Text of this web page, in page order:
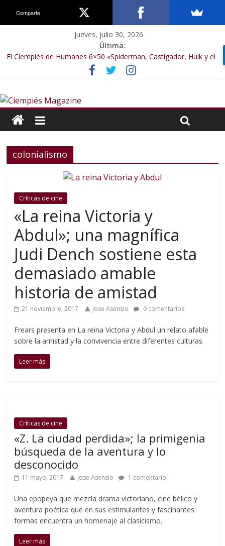
jueves, julio 30, 2026
Última:
El Ciempiés de Humanes 6×50 «Spiderman, Castigador, Hulk y el
final de la sexta temporada»
El Ciempiés de Humanes 6×49 «Kiritaaaaa»
El Ciempiés de Humanes 6×47 «De nada por nada»
El Ciempiés de Humanes 6×46 «Ciudadano Minion»
colonialismo
Críticas de cine
«La reina Victoria y
Abdul»; una magnífica
Judi Dench sostiene esta
demasiado amable
historia de amistad
21 noviembre, 2017 Jose Asensio 0 comentarios
Frears presenta en La reina Victoria y Abdul un relato afable
sobre la amistad y la convivencia entre diferentes culturas.
Leer más
Críticas de cine
«Z. La ciudad perdida»; la primigenia
búsqueda de la aventura y lo
desconocido
11 mayo, 2017 Jose Asensio 1 comentario
Una epopeya que mezcla drama victoriano, cine bélico y
aventura poética que en sus estimulantes y fascinantes
formas encuentra un homenaje al clasicismo.
Leer más
Comparte